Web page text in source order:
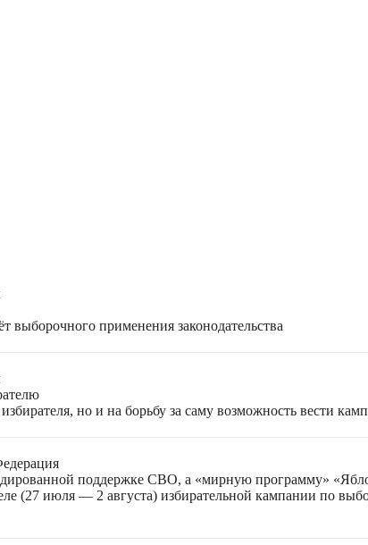
выборочного применения законодательства
но и на борьбу за саму возможность вести
поддержке СВО, а «мирную программу»
(27 июля — 2 августа) избирательной кампании по